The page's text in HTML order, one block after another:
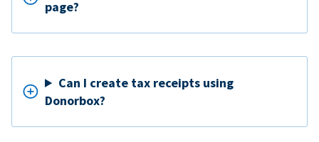
page?
Can I create tax receipts using
Donorbox?